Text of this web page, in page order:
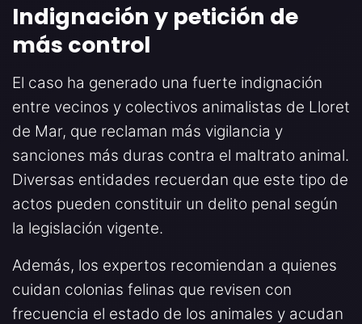
Indignación y petición de
más control
El caso ha generado una fuerte indignación
entre vecinos y colectivos animalistas de Lloret
de Mar, que reclaman más vigilancia y
sanciones más duras contra el maltrato animal.
Diversas entidades recuerdan que este tipo de
actos pueden constituir un delito penal según
la legislación vigente.
Además, los expertos recomiendan a quienes
cuidan colonias felinas que revisen con
frecuencia el estado de los animales y acudan